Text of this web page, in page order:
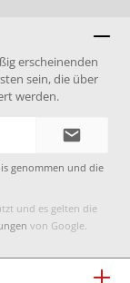
erscheinenden
sein, die über
werden.
genommen und die
und es gelten die
von Google.